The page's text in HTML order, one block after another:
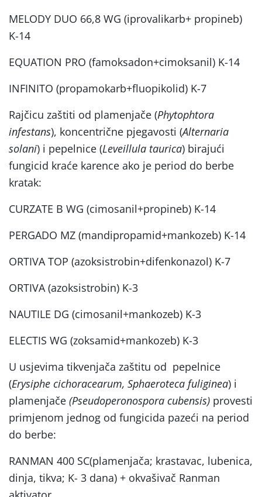
MELODY DUO 66,8 WG (iprovalikarb+ propineb)
K-14
EQUATION PRO (famoksadon+cimoksanil) K-14
INFINITO (propamokarb+fluopikolid) K-7
Rajčicu zaštiti od plamenjače (Phytophtora
infestans), koncentrične pjegavosti (Alternaria
solani) i pepelnice (Leveillula taurica) birajući
fungicid kraće karence ako je period do berbe
kratak:
CURZATE B WG (cimosanil+propineb) K-14
PERGADO MZ (mandipropamid+mankozeb) K-14
ORTIVA TOP (azoksistrobin+difenkonazol) K-7
ORTIVA (azoksistrobin) K-3
NAUTILE DG (cimosanil+mankozeb) K-3
ELECTIS WG (zoksamid+mankozeb) K-3
U usjevima tikvenjača zaštitu od pepelnice
(Erysiphe cichoracearum, Sphaeroteca fuliginea) i
plamenjače (Pseudoperonospora cubensis) provesti
primjenom jednog od fungicida pazeći na period
do berbe:
RANMAN 400 SC(plamenjača; krastavac, lubenica,
dinja, tikva; K- 3 dana) + okvašivač Ranman